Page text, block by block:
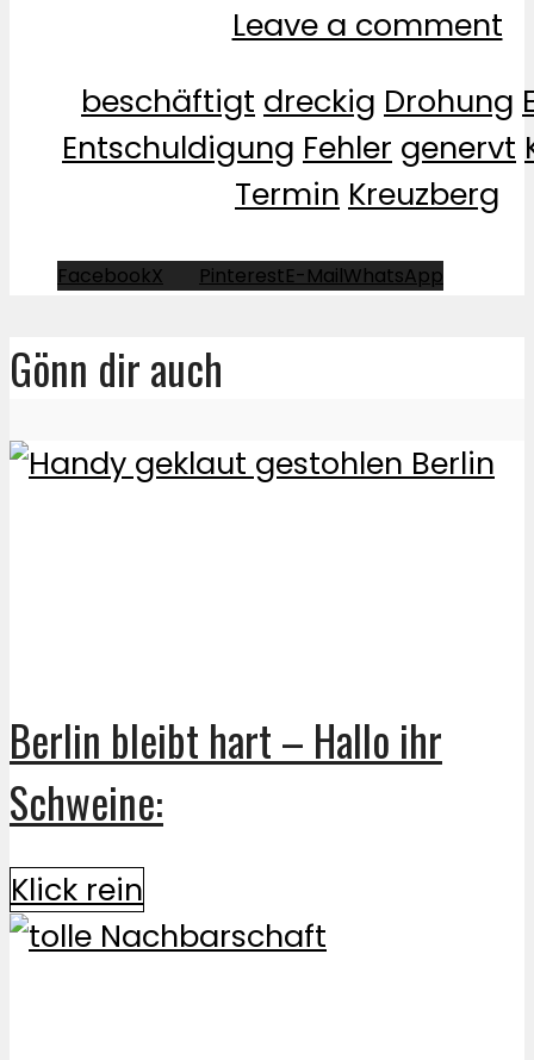
Leave a comment
beschäftigt dreckig Drohung
Entschuldigung Fehler genervt
Termin Kreuzberg
FacebookX PinterestE-MailWhatsApp
Gönn dir auch
Berlin bleibt hart – Hallo ihr
Schweine:
Klick rein